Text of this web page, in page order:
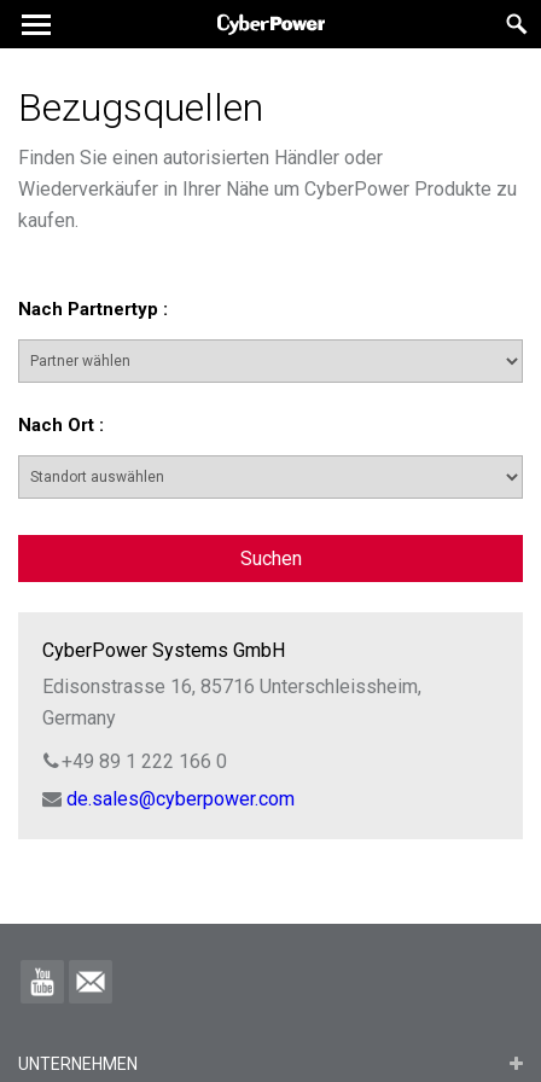
Bezugsquellen
Finden Sie einen autorisierten Händler oder
Wiederverkäufer in Ihrer Nähe um CyberPower Produkte zu
kaufen.
Nach Partnertyp :
Nach Ort :
Suchen
CyberPower Systems GmbH
Edisonstrasse 16, 85716 Unterschleissheim,
Germany
+49 89 1 222 166 0
de.sales@cyberpower.com
UNTERNEHMEN